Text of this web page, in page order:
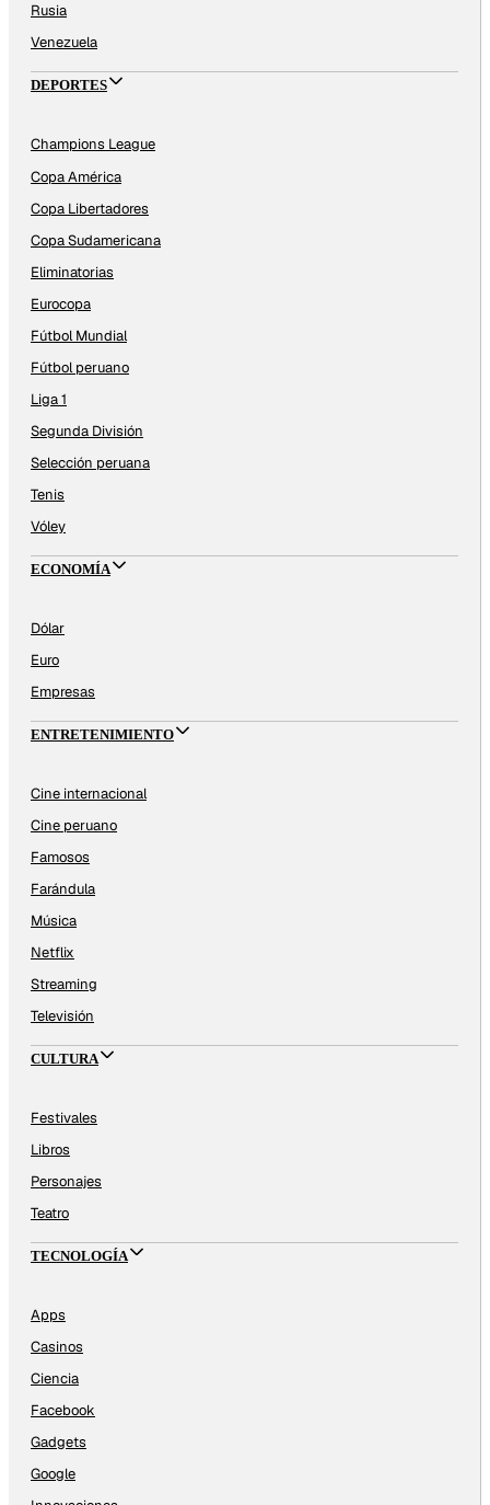
Rusia
Venezuela
DEPORTES
Champions League
Copa América
Copa Libertadores
Copa Sudamericana
Eliminatorias
Eurocopa
Fútbol Mundial
Fútbol peruano
Liga 1
Segunda División
Selección peruana
Tenis
Vóley
ECONOMÍA
Dólar
Euro
Empresas
ENTRETENIMIENTO
Cine internacional
Cine peruano
Famosos
Farándula
Música
Netflix
Streaming
Televisión
CULTURA
Festivales
Libros
Personajes
Teatro
TECNOLOGÍA
Apps
Casinos
Ciencia
Facebook
Gadgets
Google